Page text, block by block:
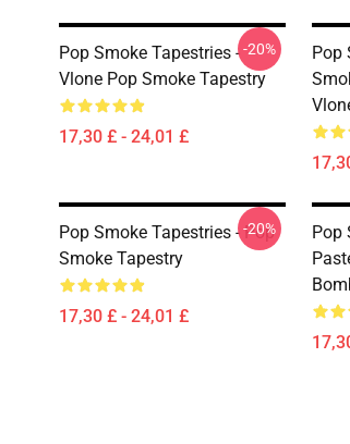
Pop Smoke Tapestries -
Vlone Pop Smoke Tapestry
17,30 £ - 24,01 £
-20%
Pop
Pop Smoke Tapestries - Pop
Smoke Tapestry
17,30 £ - 24,01 £
-20%
Pop